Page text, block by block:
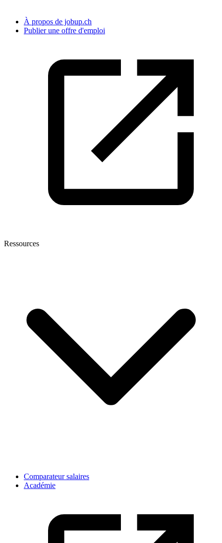
À propos de jobup.ch
Publier une offre d'emploi
Ressources
Comparateur salaires
Académie